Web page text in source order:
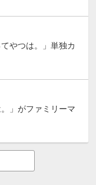
やつは。」単独カ
」がファミリーマ